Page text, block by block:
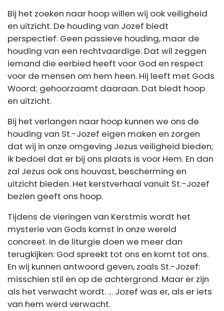
Bij het zoeken naar hoop willen wij ook veiligheid
en uitzicht. De houding van Jozef biedt
perspectief. Geen passieve houding, maar de
houding van een rechtvaardige. Dat wil zeggen
iemand die eerbied heeft voor God en respect
voor de mensen om hem heen. Hij leeft met Gods
Woord; gehoorzaamt daaraan. Dat biedt hoop
en uitzicht.
Bij het verlangen naar hoop kunnen we ons de
houding van St.-Jozef eigen maken en zorgen
dat wij in onze omgeving Jezus veiligheid bieden;
ik bedoel dat er bij ons plaats is voor Hem. En dan
zal Jezus ook ons houvast, bescherming en
uitzicht bieden. Het kerstverhaal vanuit St.-Jozef
bezien geeft ons hoop.
Tijdens de vieringen van Kerstmis wordt het
mysterie van Gods komst in onze wereld
concreet. In de liturgie doen we meer dan
terugkijken: God spreekt tot ons en komt tot ons.
En wij kunnen antwoord geven, zoals St.-Jozef:
misschien stil en op de achtergrond. Maar er zijn
als het verwacht wordt. … Jozef was er, als er iets
van hem werd verwacht.